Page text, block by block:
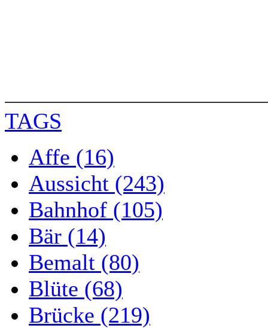
TAGS
Affe (16)
Aussicht (243)
Bahnhof (105)
Bär (14)
Bemalt (80)
Blüte (68)
Brücke (219)